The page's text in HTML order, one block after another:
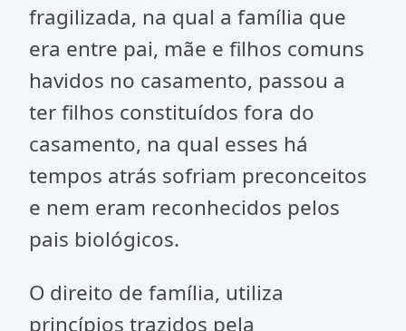
fragilizada, na qual a família que
era entre pai, mãe e filhos comuns
havidos no casamento, passou a
ter filhos constituídos fora do
casamento, na qual esses há
tempos atrás sofriam preconceitos
e nem eram reconhecidos pelos
pais biológicos.
O direito de família, utiliza
princípios trazidos pela